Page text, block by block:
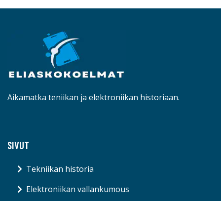
Aikamatka teniikan ja elektroniikan historiaan.
SIVUT
Tekniikan historia
Elektroniikan vallankumous